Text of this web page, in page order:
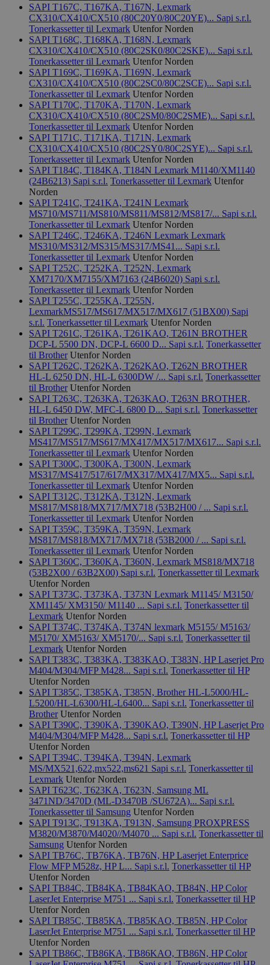
SAPI T167C, T167KA, T167N, Lexmark
CX310/CX410/CX510 (80C20Y0/80C20YE)... Sapi s.r.l.
Tonerkassetter til Lexmark Utenfor Norden
SAPI T168C, T168KA, T168N, Lexmark
CX310/CX410/CX510 (80C2SK0/80C2SKE)... Sapi s.r.l.
Tonerkassetter til Lexmark Utenfor Norden
SAPI T169C, T169KA, T169N, Lexmark
CX310/CX410/CX510 (80C2SC0/80C2SCE)... Sapi s.r.l.
Tonerkassetter til Lexmark Utenfor Norden
SAPI T170C, T170KA, T170N, Lexmark
CX310/CX410/CX510 (80C2SM0/80C2SME)... Sapi s.r.l.
Tonerkassetter til Lexmark Utenfor Norden
SAPI T171C, T171KA, T171N, Lexmark
CX310/CX410/CX510 (80C2SY0/80C2SYE)... Sapi s.r.l.
Tonerkassetter til Lexmark Utenfor Norden
SAPI T184C, T184KA, T184N Lexmark M1140/XM1140
(24B6213) Sapi s.r.l. Tonerkassetter til Lexmark Utenfor
Norden
SAPI T241C, T241KA, T241N Lexmark
MS710/MS711/MS810/MS811/MS812/MS817/... Sapi s.r.l.
Tonerkassetter til Lexmark Utenfor Norden
SAPI T246C, T246KA, T246N Lexmark Lexmark
MS310/MS312/MS315/MS317/MS41... Sapi s.r.l.
Tonerkassetter til Lexmark Utenfor Norden
SAPI T252C, T252KA, T252N, Lexmark
XM7170/XM7155/XM7163 (24B6020) Sapi s.r.l.
Tonerkassetter til Lexmark Utenfor Norden
SAPI T255C, T255KA, T255N,
LexmarkMS517/MS617/MX517/MX617 (51BX00) Sapi
s.r.l. Tonerkassetter til Lexmark Utenfor Norden
SAPI T261C, T261KA, T261KAO, T261N BROTHER
DCP-L 5500 DN, DCP-L 6600 D... Sapi s.r.l. Tonerkassetter
til Brother Utenfor Norden
SAPI T262C, T262KA, T262KAO, T262N BROTHER
HL-L 6250 DN, HL-L 6300DW /... Sapi s.r.l. Tonerkassetter
til Brother Utenfor Norden
SAPI T263C, T263KA, T263KAO, T263N BROTHER,
HL-L 6450 DW, MFC-L 6800 D... Sapi s.r.l. Tonerkassetter
til Brother Utenfor Norden
SAPI T299C, T299KA, T299N, Lexmark
MS417/MS517/MS617/MX417/MX517/MX617... Sapi s.r.l.
Tonerkassetter til Lexmark Utenfor Norden
SAPI T300C, T300KA, T300N, Lexmark
MS317/MS417/517/617/MX317/MX417/MX5... Sapi s.r.l.
Tonerkassetter til Lexmark Utenfor Norden
SAPI T312C, T312KA, T312N, Lexmark
MS817/MS818/MX717/MX718 (53B2H00 / ... Sapi s.r.l.
Tonerkassetter til Lexmark Utenfor Norden
SAPI T359C, T359KA, T359N, Lexmark
MS817/MS818/MX717/MX718 (53B2000 / ... Sapi s.r.l.
Tonerkassetter til Lexmark Utenfor Norden
SAPI T360C, T360KA, T360N, Lexmark MS818/MX718
(53B2X00 / 63B2X00) Sapi s.r.l. Tonerkassetter til Lexmark
Utenfor Norden
SAPI T373C, T373KA, T373N Lexmark M1145/ M3150/
XM1145/ XM3150/ M1140 ... Sapi s.r.l. Tonerkassetter til
Lexmark Utenfor Norden
SAPI T374C, T374KA, T374N lexmark M5155/ M5163/
M5170/ XM5163/ XM5170/... Sapi s.r.l. Tonerkassetter til
Lexmark Utenfor Norden
SAPI T383C, T383KA, T383KAO, T383N, HP Laserjet Pro
M404/M304/MFP M428... Sapi s.r.l. Tonerkassetter til HP
Utenfor Norden
SAPI T385C, T385KA, T385N, Brother HL-L5000/HL-
L5200/HL-L6300/HL-L6400... Sapi s.r.l. Tonerkassetter til
Brother Utenfor Norden
SAPI T390C, T390KA, T390KAO, T390N, HP Laserjet Pro
M404/M304/MFP M428... Sapi s.r.l. Tonerkassetter til HP
Utenfor Norden
SAPI T394C, T394KA, T394N, Lexmark
MS/MX521,622,mx522,ms621 Sapi s.r.l. Tonerkassetter til
Lexmark Utenfor Norden
SAPI T623C, T623KA, T623N, Samsung ML
3471ND/3470D (ML-D3470B /SU672A)... Sapi s.r.l.
Tonerkassetter til Samsung Utenfor Norden
SAPI T913C, T913KA, T913N, Samsung PROXPRESS
M3820/M3870/M4020//M4070 ... Sapi s.r.l. Tonerkassetter til
Samsung Utenfor Norden
SAPI TB76C, TB76KA, TB76N, HP Laserjet Enterprice
Flow MFP M528z, HP L... Sapi s.r.l. Tonerkassetter til HP
Utenfor Norden
SAPI TB84C, TB84KA, TB84KAO, TB84N, HP Color
LaserJet Enterprise M751 ... Sapi s.r.l. Tonerkassetter til HP
Utenfor Norden
SAPI TB85C, TB85KA, TB85KAO, TB85N, HP Color
LaserJet Enterprise M751 ... Sapi s.r.l. Tonerkassetter til HP
Utenfor Norden
SAPI TB86C, TB86KA, TB86KAO, TB86N, HP Color